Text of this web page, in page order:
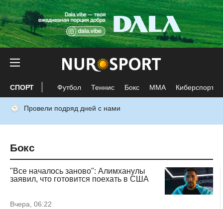
СПОРТ Футбол Теннис Бокс ММА Киберспорт
Провели подряд дней с нами
Бокс
"Все началось заново": Алимханулы
заявил, что готовится поехать в США
Вчера, 06:22